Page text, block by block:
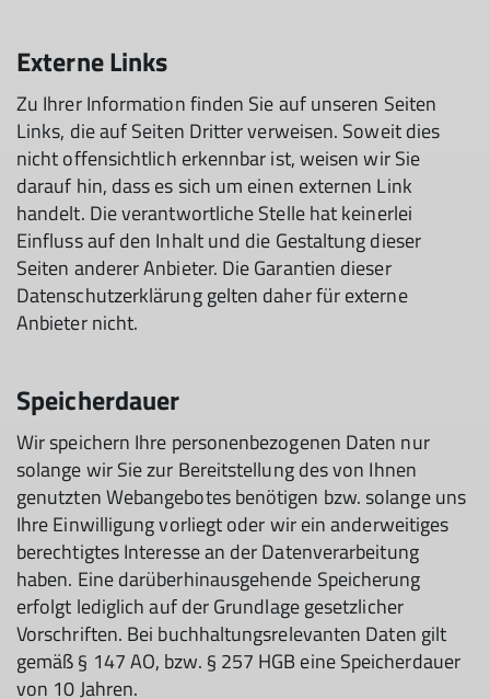
Externe Links
Zu Ihrer Information finden Sie auf unseren Seiten
Links, die auf Seiten Dritter verweisen. Soweit dies
nicht offensichtlich erkennbar ist, weisen wir Sie
darauf hin, dass es sich um einen externen Link
handelt. Die verantwortliche Stelle hat keinerlei
Einfluss auf den Inhalt und die Gestaltung dieser
Seiten anderer Anbieter. Die Garantien dieser
Datenschutzerklärung gelten daher für externe
Anbieter nicht.
Speicherdauer
Wir speichern Ihre personenbezogenen Daten nur
solange wir Sie zur Bereitstellung des von Ihnen
genutzten Webangebotes benötigen bzw. solange uns
Ihre Einwilligung vorliegt oder wir ein anderweitiges
berechtigtes Interesse an der Datenverarbeitung
haben. Eine darüberhinausgehende Speicherung
erfolgt lediglich auf der Grundlage gesetzlicher
Vorschriften. Bei buchhaltungsrelevanten Daten gilt
gemäß § 147 AO, bzw. § 257 HGB eine Speicherdauer
von 10 Jahren.